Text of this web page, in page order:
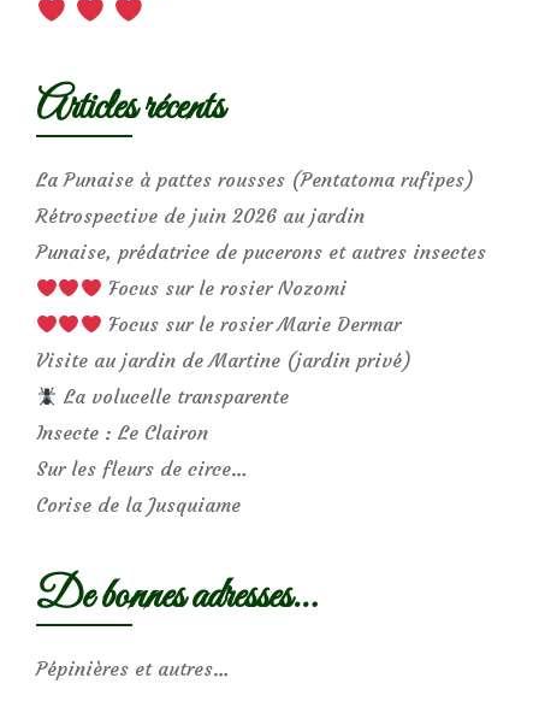
Articles récents
La Punaise à pattes rousses (Pentatoma rufipes)
Rétrospective de juin 2026 au jardin
Punaise, prédatrice de pucerons et autres insectes
Focus sur le rosier Nozomi
Focus sur le rosier Marie Dermar
Visite au jardin de Martine (jardin privé)
La volucelle transparente
Insecte : Le Clairon
Sur les fleurs de circe…
Corise de la Jusquiame
De bonnes adresses…
Pépinières et autres…